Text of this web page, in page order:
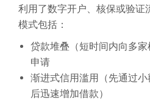
利用了数字开户、核保或验证
模式包括：
贷款堆叠（短时间内向多
申请
渐进式信用滥用（先通过
后迅速增加借款）